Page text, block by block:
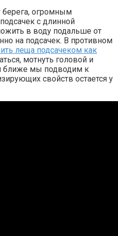
огромным
с длинной
в воду подальше от
на подсачек. В противном
леща подсачеком как
мотнуть головой и
ближе мы подводим к
свойств остается у